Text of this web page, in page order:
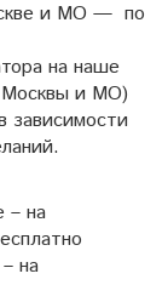
и МО — по
на наше
Москвы и МО)
– на
на